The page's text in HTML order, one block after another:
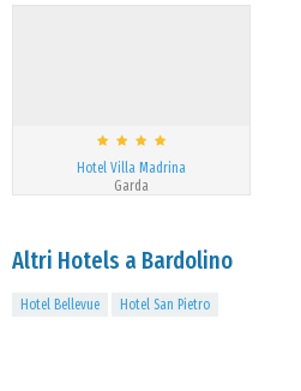
Hotel Villa Madrina
Garda
Altri Hotels a Bardolino
Hotel Bellevue Hotel San Pietro